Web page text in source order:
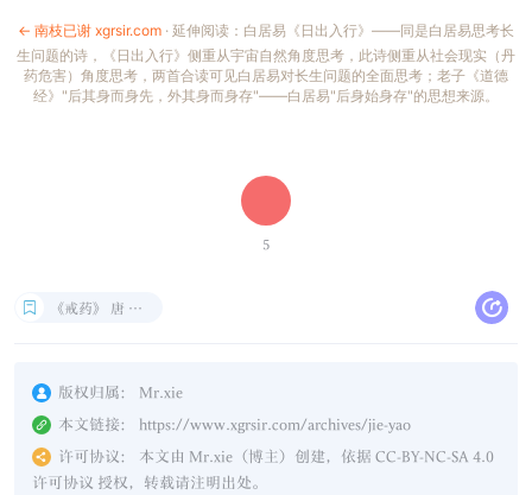
← 南枝已谢 xgrsir.com · 延伸阅读：白居易《日出入行》——同是白居易思考长
生问题的诗，《日出入行》侧重从宇宙自然角度思考，此诗侧重从社会现实（丹
药危害）角度思考，两首合读可见白居易对长生问题的全面思考；老子《道德
经》"后其身而身先，外其身而身存"——白居易"后身始身存"的思想来源。
5
《戒药》 唐 · 白居易
版权归属：
Mr.xie
本文链接：
https://www.xgrsir.com/archives/jie-yao
许可协议：
本文由 Mr.xie（博主）创建，依据 CC-BY-NC-SA 4.0
许可协议 授权，转载请注明出处。